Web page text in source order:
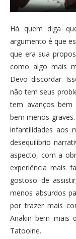
Há quem diga
argumento é que
que era sua
como algo mais
Devo discordar.
não tem seus
tem avanços
bem menos
infantilidades aos
desequilíbrio
aspecto, com a
experiência mais
gostoso de
menos absurdos
por trazer mais
Anakin bem mais
Tatooine.